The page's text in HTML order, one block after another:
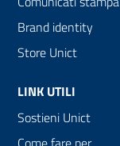
Brand identity
Store Unict
LINK UTILI
Sostieni Unict